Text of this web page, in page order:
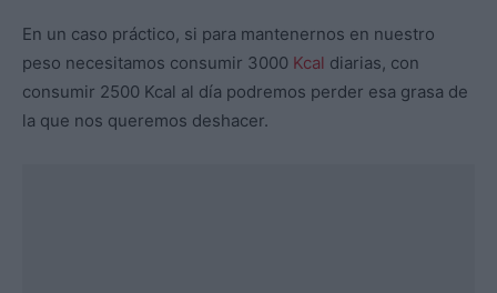
En un caso práctico, si para mantenernos en nuestro
peso necesitamos consumir 3000 Kcal diarias, con
consumir 2500 Kcal al día podremos perder esa grasa de
la que nos queremos deshacer.